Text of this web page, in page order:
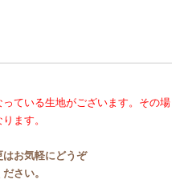
ている生地がございます。その場
ます。
お気軽にどうぞ
さい。